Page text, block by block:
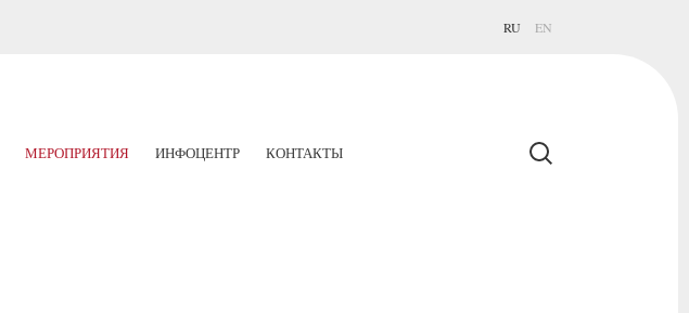
RU EN
МЕРОПРИЯТИЯ ИНФОЦЕНТР КОНТАКТЫ